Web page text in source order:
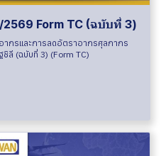
Form TC (ฉบับที่ 3)
ากรและการลดอัตราอากรศุลกากร
ลี (ฉบับที่ 3) (Form TC)